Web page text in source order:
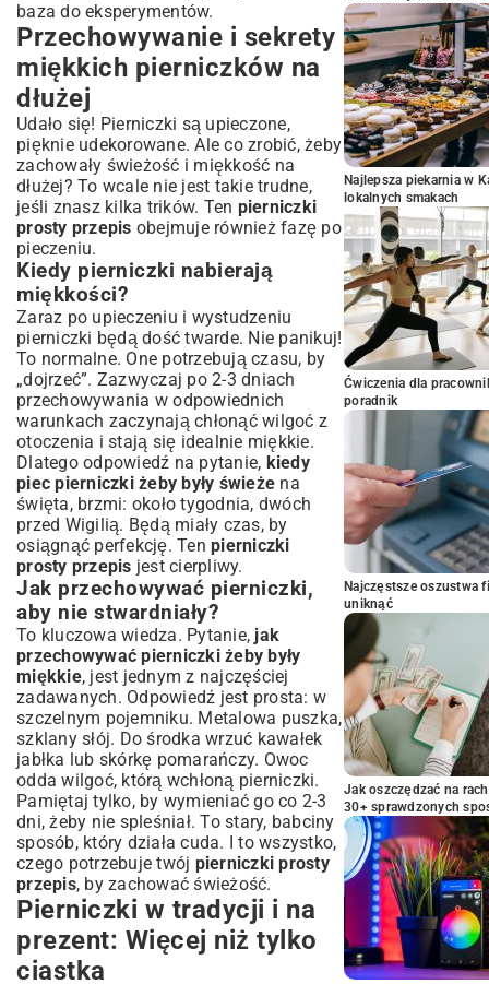
baza do eksperymentów.
Przechowywanie i sekrety
miękkich pierniczków na
dłużej
Udało się! Pierniczki są upieczone,
pięknie udekorowane. Ale co zrobić, żeby
zachowały świeżość i miękkość na
dłużej? To wcale nie jest takie trudne,
jeśli znasz kilka trików. Ten pierniczki
prosty przepis obejmuje również fazę po
pieczeniu.
Kiedy pierniczki nabierają
miękkości?
Zaraz po upieczeniu i wystudzeniu
pierniczki będą dość twarde. Nie panikuj!
To normalne. One potrzebują czasu, by
„dojrzeć”. Zazwyczaj po 2-3 dniach
przechowywania w odpowiednich
warunkach zaczynają chłonąć wilgoć z
otoczenia i stają się idealnie miękkie.
Dlatego odpowiedź na pytanie, kiedy
piec pierniczki żeby były świeże na
święta, brzmi: około tygodnia, dwóch
przed Wigilią. Będą miały czas, by
osiągnąć perfekcję. Ten pierniczki
prosty przepis jest cierpliwy.
Jak przechowywać pierniczki,
aby nie stwardniały?
To kluczowa wiedza. Pytanie, jak
przechowywać pierniczki żeby były
miękkie, jest jednym z najczęściej
zadawanych. Odpowiedź jest prosta: w
szczelnym pojemniku. Metalowa puszka,
szklany słój. Do środka wrzuć kawałek
jabłka lub skórkę pomarańczy. Owoc
odda wilgoć, którą wchłoną pierniczki.
Pamiętaj tylko, by wymieniać go co 2-3
dni, żeby nie spleśniał. To stary, babciny
sposób, który działa cuda. I to wszystko,
czego potrzebuje twój pierniczki prosty
przepis, by zachować świeżość.
Pierniczki w tradycji i na
prezent: Więcej niż tylko
ciastka
Najlepsza piekarnia w
lokalnych smakach
Ćwiczenia dla
poradnik
Najczęstsze oszustwa
uniknąć
Jak oszczędzać na
30+ sprawdzonych